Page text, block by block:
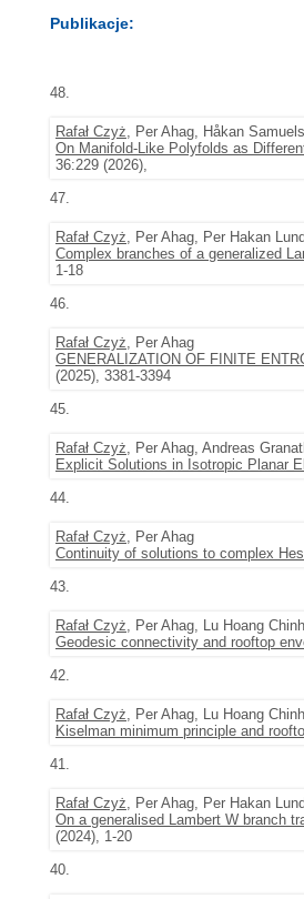
Publikacje:
48.
Rafał Czyż, Per Ahag, Håkan
On Manifold-Like Polyfolds as
36:229 (2026),
47.
Rafał Czyż, Per Ahag, Per Hakan
Complex branches of a generalized
1-18
46.
Rafał Czyż, Per Ahag
GENERALIZATION OF FINITE
(2025), 3381-3394
45.
Rafał Czyż, Per Ahag, Andreas
Explicit Solutions in Isotropic Planar
44.
Rafał Czyż, Per Ahag
Continuity of solutions to complex
43.
Rafał Czyż, Per Ahag, Lu Hoang
Geodesic connectivity and rooftop
42.
Rafał Czyż, Per Ahag, Lu Hoang
Kiselman minimum principle and
41.
Rafał Czyż, Per Ahag, Per Hakan
On a generalised Lambert W branch
(2024), 1-20
40.